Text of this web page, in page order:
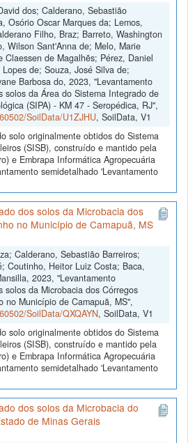
dos; Calderano, Sebastião
Osório Oscar Marques da; Lemos,
Filho, Braz; Barreto, Washington
Wilson Sant'Anna de; Melo, Marie
Claessen de Magalhẽs; Pérez, Daniel
de; Souza, José Silva de;
Barbosa do, 2023, "Levantamento
solos da Área do Sistema Integrado de
(SIPA) - KM 47 - Seropédica, RJ",
SoilData/U1ZJHU, SoilData, V1
solo originalmente obtidos do Sistema
(SISB), construído e mantido pela
e Embrapa Informática Agropecuária
semidetalhado 'Levantamento
dos solos da Microbacia dos
no Município de Camapuã, MS
Calderano, Sebastião Barreiros;
Coutinho, Heitor Luiz Costa; Baca,
2023, "Levantamento
solos da Microbacia dos Córregos
no Município de Camapuã, MS",
SoilData/QXQAYN, SoilData, V1
solo originalmente obtidos do Sistema
(SISB), construído e mantido pela
e Embrapa Informática Agropecuária
semidetalhado 'Levantamento
dos solos da Microbacia do
de Minas Gerais